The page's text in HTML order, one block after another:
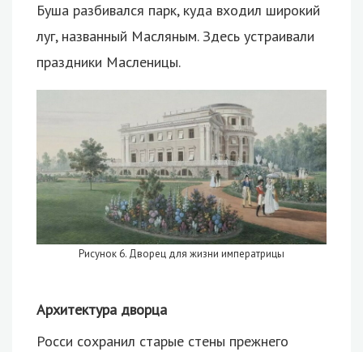
Буша разбивался парк, куда входил широкий
луг, названный Масляным. Здесь устраивали
праздники Масленицы.
Рисунок 6. Дворец для жизни императрицы
Архитектура дворца
Росси сохранил старые стены прежнего